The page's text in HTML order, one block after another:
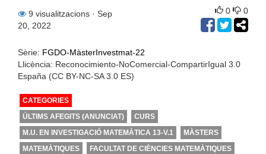
9 visualitzacions · Sep
20, 2022
0 0
Sèrie: FGDO-MàsterInvestmat-22
Llicència: Reconocimiento-NoComercial-CompartirIgual 3.0
España (CC BY-NC-SA 3.0 ES)
CATEGORIES
ÚLTIMS AFEGITS (ANUNCIAT)
CURS
M.U. EN INVESTIGACIÓ MATEMÀTICA 13-V.1
MÀSTERS
MATEMÀTIQUES
FACULTAT DE CIÈNCIES MATEMÀTIQUES